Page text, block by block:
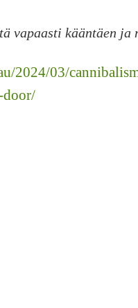
vapaasti kääntäen ja
2024/03/
door/